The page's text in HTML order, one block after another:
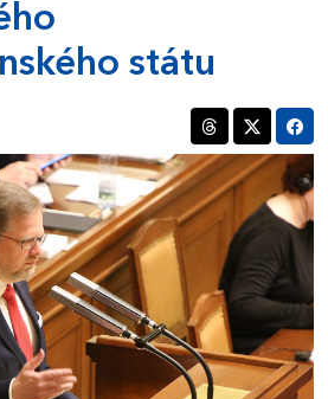
státu